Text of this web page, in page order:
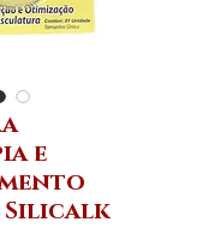
e
Silicalk